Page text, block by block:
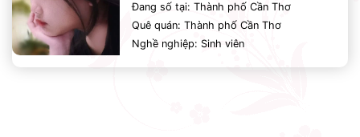
Đang số tại: Thành phố Cần Thơ
Quê quán: Thành phố Cần Thơ
Nghề nghiệp: Sinh viên